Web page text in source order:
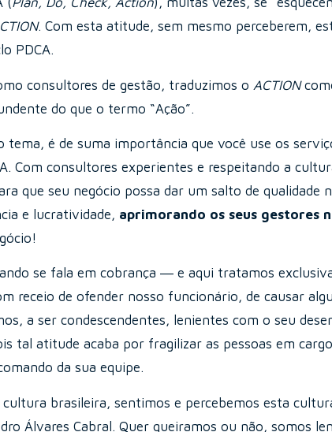
. Com esta atitude, sem mesmo perceberem,
PDCA.
consultores de gestão, traduzimos o ACTION
do que o termo “Ação”.
tema, é de suma importância que você use os
Com consultores experientes e respeitando a
que seu negócio possa dar um salto de
e lucratividade, aprimorando os seus gestores
se fala em cobrança ― e aqui tratamos
receio de ofender nosso funcionário, de causar
a ser condescendentes, lenientes com o seu
tal atitude acaba por fragilizar as pessoas em
da sua equipe.
brasileira, sentimos e percebemos esta
Álvares Cabral. Quer queiramos ou não, somos